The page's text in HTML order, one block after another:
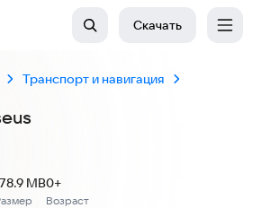
Скачать
Транспорт и навигация
MB
Возраст
0+